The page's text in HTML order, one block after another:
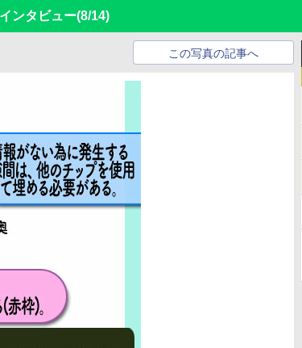
ンタビュー(8/14)
この写真の記事へ